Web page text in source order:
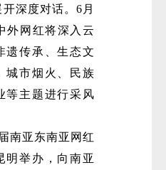
深度对话。6月
外网红将深入云
遗传承、生态文
城市烟火、民族
等主题进行采风
南亚东南亚网红
明举办，向南亚